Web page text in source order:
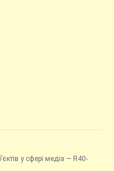
у сфері медіа — R40-